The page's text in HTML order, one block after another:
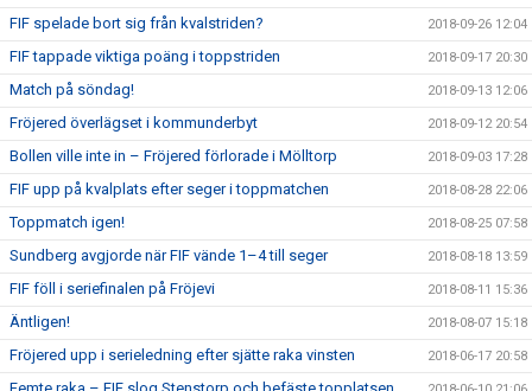
FIF spelade bort sig från kvalstriden? 2018-09-26 12:04
FIF tappade viktiga poäng i toppstriden 2018-09-17 20:30
Match på söndag! 2018-09-13 12:06
Fröjered överlägset i kommunderbyt 2018-09-12 20:54
Bollen ville inte in – Fröjered förlorade i Mölltorp 2018-09-03 17:28
FIF upp på kvalplats efter seger i toppmatchen 2018-08-28 22:06
Toppmatch igen! 2018-08-25 07:58
Sundberg avgjorde när FIF vände 1–4 till seger 2018-08-18 13:59
FIF föll i seriefinalen på Fröjevi 2018-08-11 15:36
Äntligen! 2018-08-07 15:18
Fröjered upp i serieledning efter sjätte raka vinsten 2018-06-17 20:58